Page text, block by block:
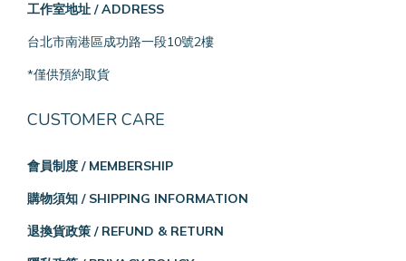
工作室地址 / ADDRESS
台北市南港區成功路一段10號2樓
*僅供預約取貨
CUSTOMER CARE
會員制度 / MEMBERSHIP
購物須知 / SHIPPING INFORMATION
退換貨政策 / REFUND & RETURN